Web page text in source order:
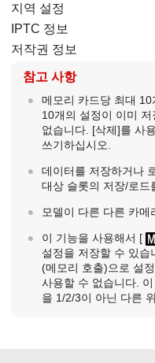
지역 설정
IPTC 정보
저작권 정보
참고 사항
메모리 카드당 최대
10개의 설정이 이미 저
없습니다. [삭제]를 사
쓰기하십시오.
데이터를 저장하거나
대상 슬롯의 저장/로드
모델이 다른 다른 카메
이 기능을 사용해서 [
설정을 저장할 수 있
(메모리 호출)으로 설
사용할 수 없습니다.
을 1/2/3이 아닌 다른